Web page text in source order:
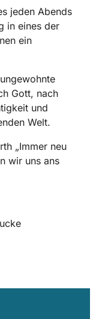
jeden Abends
in eines der
ein
Gott, nach
und
Welt.
„Immer neu
wir uns ans